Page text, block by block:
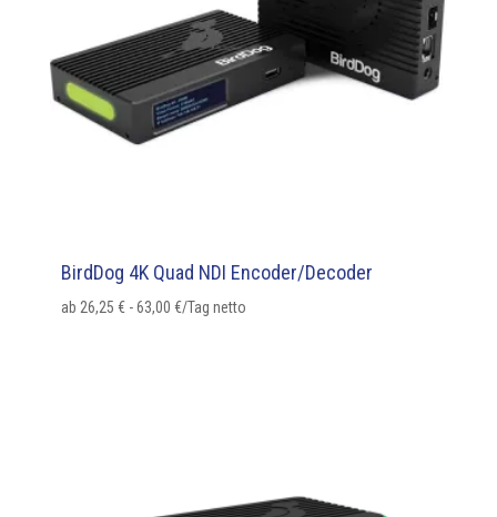
BirdDog 4K Quad NDI Encoder/Decoder
ab 26,25 €-63,00 €/Tag netto